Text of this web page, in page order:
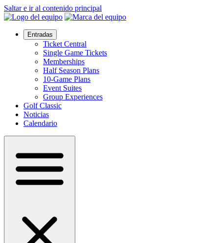
Saltar e ir al contenido principal
Entradas
Ticket Central
Single Game Tickets
Memberships
Half Season Plans
10-Game Plans
Event Suites
Group Experiences
Golf Classic
Noticias
Calendario